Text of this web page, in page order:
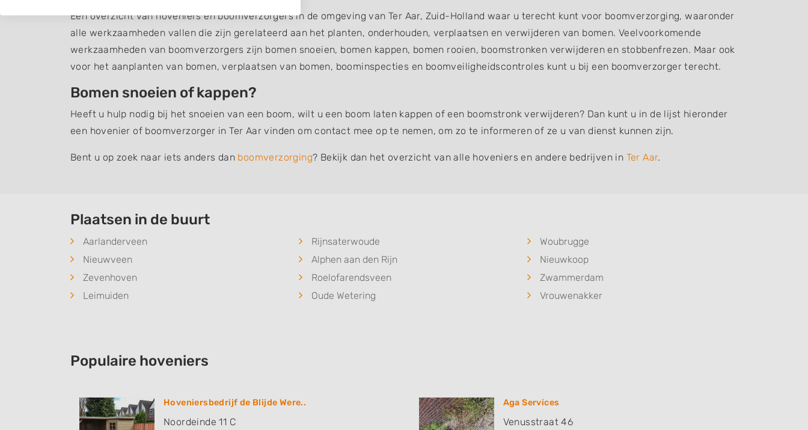
Een overzicht van hoveniers en boomverzorgers in de omgeving van Ter Aar, Zuid-Holland waar u terecht kunt voor boomverzorging, waaronder
alle werkzaamheden vallen die zijn gerelateerd aan het planten, onderhouden, verplaatsen en verwijderen van bomen. Veelvoorkomende
werkzaamheden van boomverzorgers zijn bomen snoeien, bomen kappen, bomen rooien, boomstronken verwijderen en stobbenfrezen. Maar ook
voor het aanplanten van bomen, verplaatsen van bomen, boominspecties en boomveiligheidscontroles kunt u bij een boomverzorger terecht.
Bomen snoeien of kappen?
Heeft u hulp nodig bij het snoeien van een boom, wilt u een boom laten kappen of een boomstronk verwijderen? Dan kunt u in de lijst hieronder
een hovenier of boomverzorger in Ter Aar vinden om contact mee op te nemen, om zo te informeren of ze u van dienst kunnen zijn.
Bent u op zoek naar iets anders dan boomverzorging? Bekijk dan het overzicht van alle hoveniers en andere bedrijven in Ter Aar.
Plaatsen in de buurt
Aarlanderveen Rijnsaterwoude
Woubrugge
Nieuwveen
Alphen aan den Rijn
Nieuwkoop
Zevenhoven
Roelofarendsveen
Zwammerdam
Leimuiden
Oude Wetering Vrouwenakker
Populaire hoveniers
Hoveniersbedrijf de Blijde Were..
Noordeinde 11 C
Aga Services
Venusstraat 46